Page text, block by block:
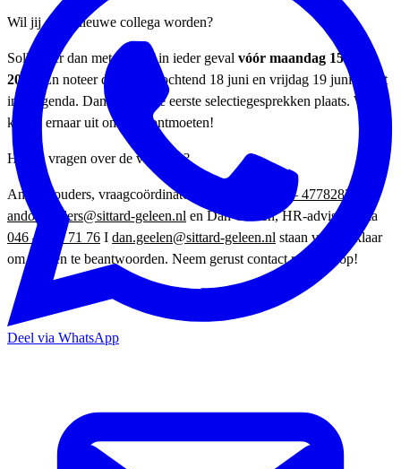
Wil jij onze nieuwe collega worden?
Solliciteer dan meteen! Of in ieder geval vóór maandag 15 juni
2026
. En noteer donderdagochtend 18 juni en vrijdag 19 juni alvast
in je agenda. Dan vinden de eerste selectiegesprekken plaats. We
kijken ernaar uit om je te ontmoeten!
Heb je vragen over de vacature?
Ando Gouders, vraagcoördinator Inkoop, via 046 – 4778283
ando.gouders@sittard-geleen.nl en Dan Geelen, HR-adviseur, via
046 – 477 71 76 I dan.geelen@sittard-geleen.nl staan voor je klaar
om vragen te beantwoorden. Neem gerust contact met hen op!
Deel via WhatsApp